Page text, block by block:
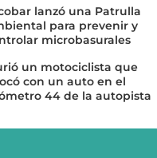
lanzó una Patrulla
para prevenir y
microbasurales
un motociclista que
con un auto en el
44 de la autopista